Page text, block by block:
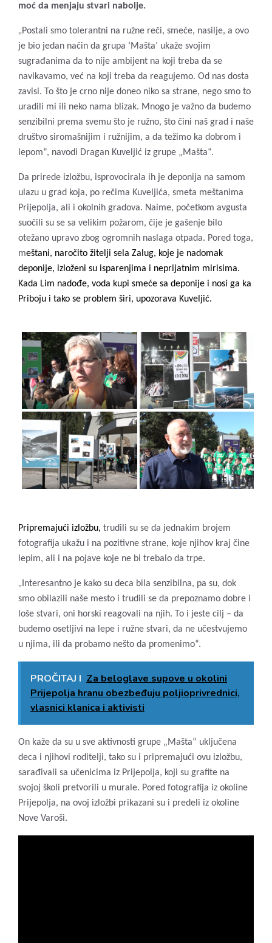
moć da menjaju stvari nabolje.
„Postali smo tolerantni na ružne reči, smeće, nasilje, a ovo
je bio jedan način da grupa ‘Mašta’ ukaže svojim
sugrađanima da to nije ambijent na koji treba da se
navikavamo, već na koji treba da reagujemo. Od nas dosta
zavisi. To što je crno nije doneo niko sa strane, nego smo to
uradili mi ili neko nama blizak. Mnogo je važno da budemo
senzibilni prema svemu što je ružno, što čini naš grad i naše
društvo siromašnijim i ružnijim, a da težimo ka dobrom i
lepom“, navodi Dragan Kuveljić iz grupe „Mašta“.
Da prirede izložbu, isprovocirala ih je deponija na samom
ulazu u grad koja, po rečima Kuveljića, smeta meštanima
Prijepolja, ali i okolnih gradova. Naime, početkom avgusta
suočili su se sa velikim požarom, čije je gašenje bilo
otežano upravo zbog ogromnih naslaga otpada. Pored toga,
meštani, naročito žitelji sela Zalug, koje je nadomak
deponije, izloženi su isparenjima i neprijatnim mirisima.
Kada Lim nadođe, voda kupi smeće sa deponije i nosi ga ka
Priboju i tako se problem širi, upozorava Kuveljić.
Pripremajući izložbu, trudili su se da jednakim brojem
fotografija ukažu i na pozitivne strane, koje njihov kraj čine
lepim, ali i na pojave koje ne bi trebalo da trpe.
„ Interesantno je kako su deca bila senzibilna, pa su, dok
smo obilazili naše mesto i trudili se da prepoznamo dobre i
loše stvari, oni horski reagovali na njih. To i jeste cilj – da
budemo osetljivi na lepe i ružne stvari, da ne učestvujemo
u njima, ili da probamo nešto da promenimo“.
PROČITAJ I Za beloglave supove u okolini
Prijepolja hranu obezbeđuju poljioprivrednici,
vlasnici klanica i aktivisti
On kaže da su u sve aktivnosti grupe „Mašta“ uključena
deca i njihovi roditelji, tako su i pripremajući ovu izložbu,
sarađivali sa učenicima iz Prijepolja, koji su grafite na
svojoj školi pretvorili u murale. Pored fotografija iz okoline
Prijepolja, na ovoj izložbi prikazani su i predeli iz okoline
Nove Varoši.